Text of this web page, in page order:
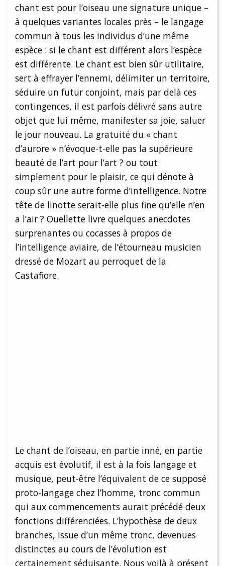
chant est pour l’oiseau une signature unique –
à quelques variantes locales près – le langage
commun à tous les individus d’une même
espèce : si le chant est différent alors l’espèce
est différente. Le chant est bien sûr utilitaire,
sert à effrayer l’ennemi, délimiter un territoire,
séduire un futur conjoint, mais par delà ces
contingences, il est parfois délivré sans autre
objet que lui même, manifester sa joie, saluer
le jour nouveau. La gratuité du « chant
d’aurore » n’évoque-t-elle pas la supérieure
beauté de l’art pour l’art ? ou tout
simplement pour le plaisir, ce qui dénote à
coup sûr une autre forme d’intelligence. Notre
tête de linotte serait-elle plus fine qu’elle n’en
a l’air ? Ouellette livre quelques anecdotes
surprenantes ou cocasses à propos de
l’intelligence aviaire, de l’étourneau musicien
dressé de Mozart au perroquet de la
Castafiore.
Le chant de l’oiseau, en partie inné, en partie
acquis est évolutif, il est à la fois langage et
musique, peut-être l’équivalent de ce supposé
proto-langage chez l’homme, tronc commun
qui aux commencements aurait précédé deux
fonctions différenciées. L’hypothèse de deux
branches, issue d’un même tronc, devenues
distinctes au cours de l’évolution est
certainement séduisante. Nous voilà à présent